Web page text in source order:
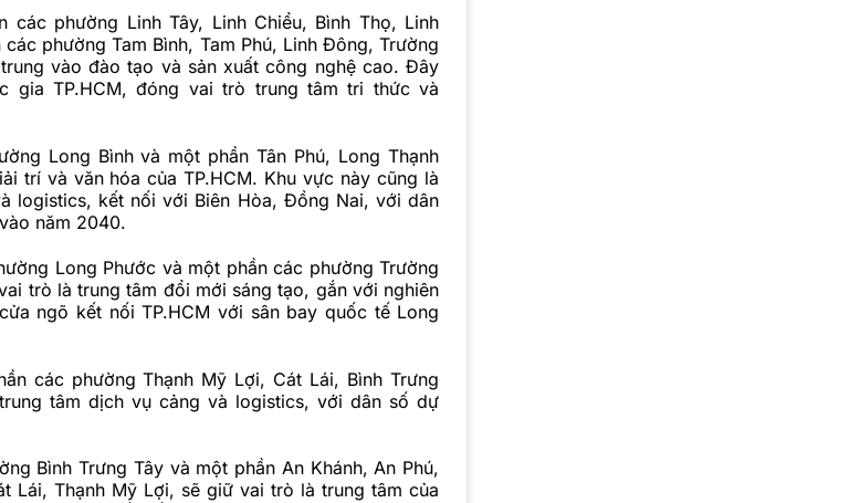
các phường Linh Tây, Linh Chiểu, Bình Thọ, Linh
phường Tam Bình, Tam Phú, Linh Đông, Trường
vào đào tạo và sản xuấtcông nghệ cao. Đây
gia TP.HCM, đóng vai trò trung tâm tri thức và
Long Bình và một phần Tân Phú, Long Thạnh
trí và văn hóa của TP.HCM. Khu vực này cũng là
logistics, kết nối với Biên Hòa, Đồng Nai, với dân
năm 2040.
Long Phước và một phần các phường Trường
trò là trung tâm đổi mới sáng tạo, gắn với nghiên
ngõ kết nối TP.HCM với sân bay quốc tế Long
các phường Thạnh Mỹ Lợi, Cát Lái, Bình Trưng
tâm dịch vụ cảng và logistics, với dân số dự
Bình Trưng Tây và một phần An Khánh, An Phú,
Lái, Thạnh Mỹ Lợi, sẽ giữ vai trò là trung tâm của